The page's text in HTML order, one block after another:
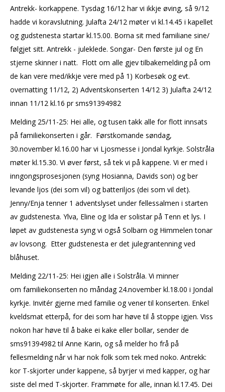
Antrekk- korkappene. Tysdag 16/12 har vi ikkje øving, så 9/12
hadde vi koravslutning. Julafta 24/12 møter vi kl.14.45 i kapellet
og gudstenesta startar kl.15.00. Borna sit med familiane sine/
følgjet sitt. Antrekk - juleklede. Songar- Den første jul og En
stjerne skinner i natt. Flott om alle gjev tilbakemelding på om
de kan vere med/ikkje vere med på 1) Korbesøk og evt.
overnatting 11/12, 2) Adventskonserten 14/12 3) Julafta 24/12
innan 11/12 kl.16 pr sms91394982
Melding 25/11-25: Hei alle, og tusen takk alle for flott innsats
på familiekonserten i går. Førstkomande søndag,
30.november kl.16.00 har vi Ljosmesse i Jondal kyrkje. Solstråla
møter kl.15.30. Vi øver først, så tek vi på kappene. Vi er med i
inngongsprosesjonen (syng Hosianna, Davids son) og ber
levande ljos (dei som vil) og batteriljos (dei som vil det).
Jenny/Enja tenner 1 adventslyset under fellessalmen i starten
av gudstenesta. Ylva, Eline og Ida er solistar på Tenn et lys. I
løpet av gudstenesta syng vi også Solbarn og Himmelen tonar
av lovsong. Etter gudstenesta er det julegrantenning ved
blåhuset.
Melding 22/11-25: Hei igjen alle i Solstråla. Vi minner
om familiekonserten no måndag 24.november kl.18.00 i Jondal
kyrkje. Invitér gjerne med familie og vener til konserten. Enkel
kveldsmat etterpå, for dei som har høve til å stoppe igjen. Viss
nokon har høve til å bake ei kake eller bollar, sender de
sms91394982 til Anne Karin, og så melder ho frå på
fellesmelding når vi har nok folk som tek med noko. Antrekk:
kor T-skjorter under kappene, så byrjer vi med kapper, og har
siste del med T-skjorter. Frammøte for alle, innan kl.17.45. Dei